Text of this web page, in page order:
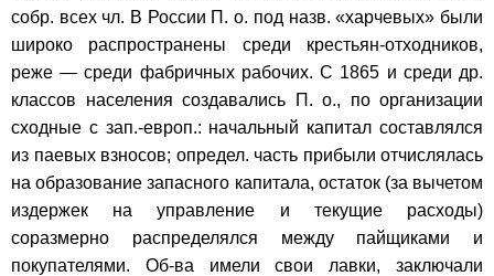
собр. всех чл. В России П. о. под назв. «харчевых» были
широко распространены среди крестьян-отходников,
реже — среди фабричных рабочих. С 1865 и среди др.
классов населения создавались П. о., по организации
сходные с зап.-европ.: начальный капитал составлялся
из паевых взносов; определ. часть прибыли отчислялась
на образование запасного капитала, остаток (за вычетом
издержек на управление и текущие расходы)
соразмерно распределялся между пайщиками и
покупателями. Об-ва имели свои лавки, заключали